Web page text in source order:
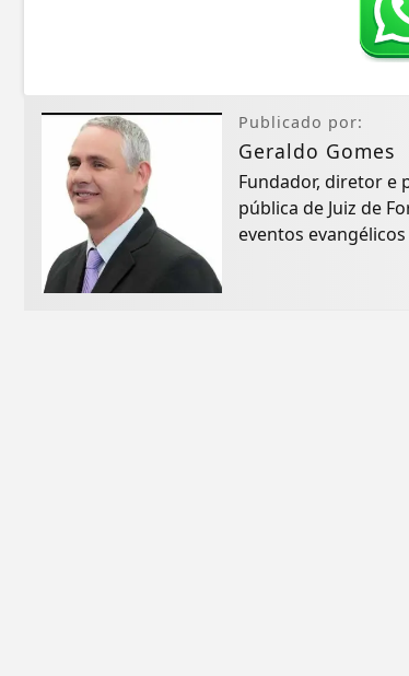
Publicado por:
Geraldo Gomes
Fundador, diretor e
pública de Juiz de
eventos